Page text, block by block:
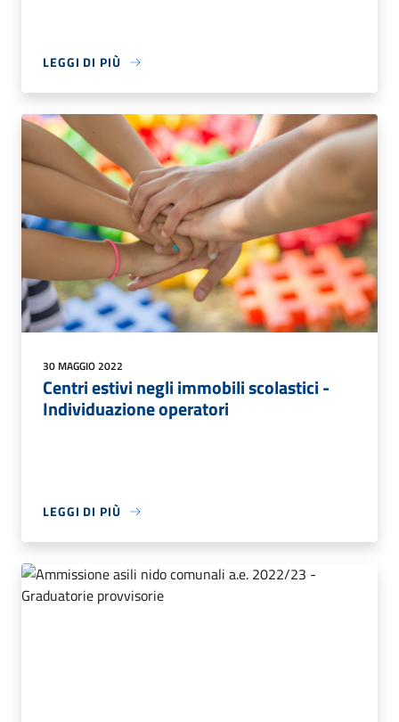
LEGGI DI PIÙ
30 MAGGIO 2022
Centri estivi negli immobili scolastici -
Individuazione operatori
LEGGI DI PIÙ